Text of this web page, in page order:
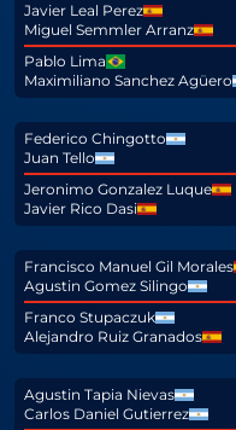
Javier Leal Perez
Miguel Semmler Arranz
Pablo Lima
Maximiliano Sanchez Agüero
Federico Chingotto
Juan Tello
Jeronimo Gonzalez Luque
Javier Rico Dasi
Francisco Manuel Gil Morales
Agustin Gomez Silingo
Franco Stupaczuk
Alejandro Ruiz Granados
Agustin Tapia Nievas
Carlos Daniel Gutierrez